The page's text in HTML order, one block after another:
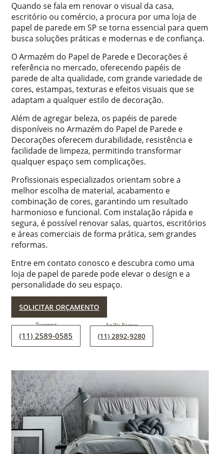
Quando se fala em renovar o visual da casa,
escritório ou comércio, a procura por uma loja de
papel de parede em SP se torna essencial para quem
busca soluções práticas e modernas e de confiança.
O Armazém do Papel de Parede e Decorações é
referência no mercado, oferecendo papéis de
parede de alta qualidade, com grande variedade de
cores, estampas, texturas e efeitos visuais que se
adaptam a qualquer estilo de decoração.
Além de agregar beleza, os papéis de parede
disponíveis no Armazém do Papel de Parede e
Decorações oferecem durabilidade, resistência e
facilidade de limpeza, permitindo transformar
qualquer espaço sem complicações.
Profissionais especializados orientam sobre a
melhor escolha de material, acabamento e
combinação de cores, garantindo um resultado
harmonioso e funcional. Com instalação rápida e
segura, é possível renovar salas, quartos, escritórios
e áreas comerciais de forma prática, sem grandes
reformas.
Entre em contato conosco e descubra como uma
loja de papel de parede pode elevar o design e a
personalidade do seu espaço.
SOLICITAR ORÇAMENTO
(11) 2589-0585 (11) 2892-9280